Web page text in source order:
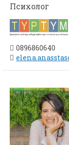
Психолог
0896860640